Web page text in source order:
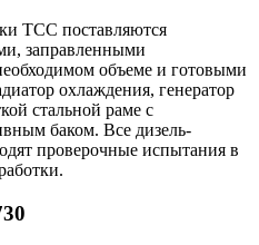
ТСС поставляются
заправленными
объеме и готовыми
охлаждения, генератор
стальной раме с
баком. Все дизель-
проверочные испытания в